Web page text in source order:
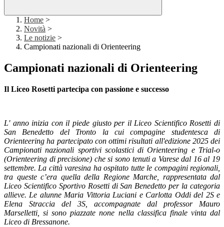
Home >
Novità >
Le notizie >
Campionati nazionali di Orienteering
Campionati nazionali di Orienteering
Il Liceo Rosetti partecipa con passione e successo
L' anno inizia con il piede giusto per il Liceo Scientifico Rosetti di
San Benedetto del Tronto la cui compagine studentesca di
Orienteering ha partecipato con ottimi risultati all'edizione 2025 dei
Campionati nazionali sportivi scolastici di Orienteering e Trial-o
(Orienteering di precisione) che si sono tenuti a Varese dal 16 al 19
settembre. La città varesina ha ospitato tutte le compagini regionali,
tra queste c’era quella della Regione Marche, rappresentata dal
Liceo Scientifico Sportivo Rosetti di San Benedetto per la categoria
allieve. Le alunne Maria Vittoria Luciani e Carlotta Oddi del 2S e
Elena Straccia del 3S, accompagnate dal professor Mauro
Marselletti, si sono piazzate none nella classifica finale vinta dal
Liceo di Bressanone.